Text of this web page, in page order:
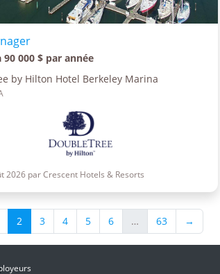
90 000 $ par année
by Hilton Hotel Berkeley Marina
2026 par Crescent Hotels & Resorts
2 3 4 5 6 … 63 →